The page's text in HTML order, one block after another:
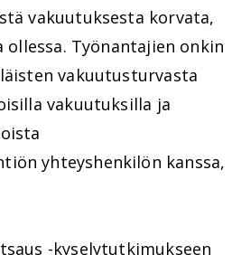
vakuutuksesta korvata,
Työnantajien onkin
vakuutusturvasta
vakuutuksilla ja
yhteyshenkilön kanssa,
-kyselytutkimukseen